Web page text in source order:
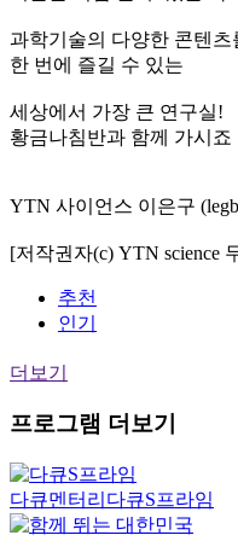
과학기술의 다양한 콘텐츠
한 번에 즐길 수 있는
세상에서 가장 큰 연구실!
황금나침반과 함께 가시죠
YTN 사이언스 이은구
[저작권자(c) YTN science
추천
인기
더보기
프로그램 더보기
다큐멘터리 다큐S프라임